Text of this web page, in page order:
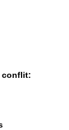
conflit: